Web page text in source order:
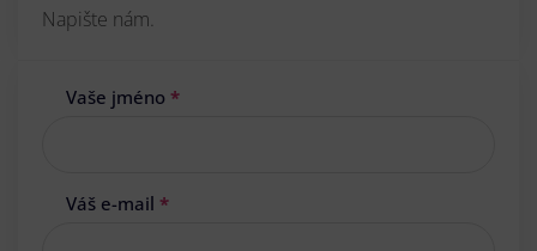
Napište nám.
Vaše jméno *
Váš e-mail *